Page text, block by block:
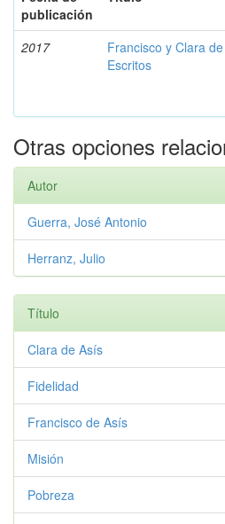
publicación
2017
Francisco y Clara
Escritos
Otras opciones
Autor
Guerra, José Antonio
Herranz, Julio
Título
Clara de Asís
Fidelidad
Francisco de Asís
Misión
Pobreza